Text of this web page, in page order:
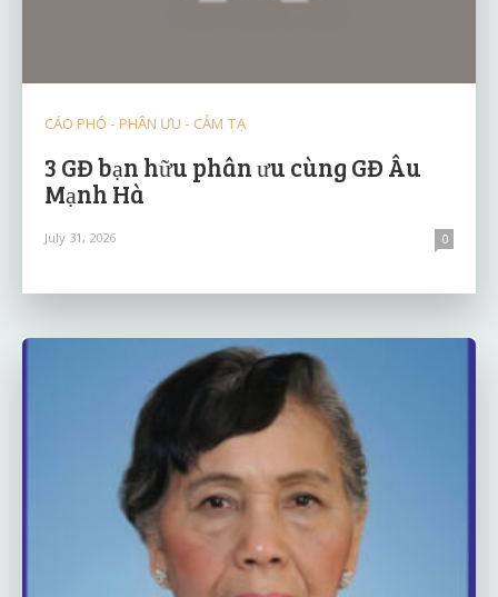
CÁO PHÓ - PHÂN ƯU - CẢM TẠ
3 GĐ bạn hữu phân ưu cùng GĐ Âu
Mạnh Hà
July 31, 2026 0